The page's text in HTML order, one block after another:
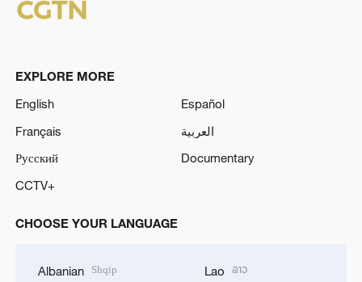
EXPLORE MORE
English
Español
Français
العربية
Русский
Documentary
CCTV+
CHOOSE YOUR LANGUAGE
Albanian Shqip Lao ລາວ